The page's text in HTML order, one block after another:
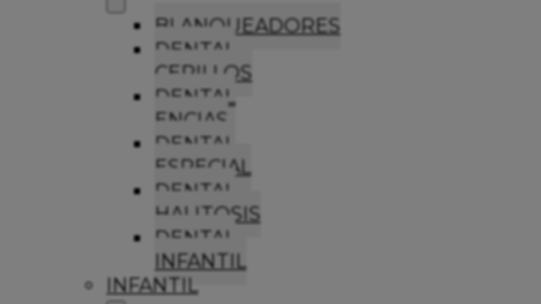
BLANQUEADORES
DENTAL
CEPILLOS
DENTAL
ENCIAS
DENTAL
ESPECIAL
DENTAL
HALITOSIS
DENTAL
INFANTIL
INFANTIL